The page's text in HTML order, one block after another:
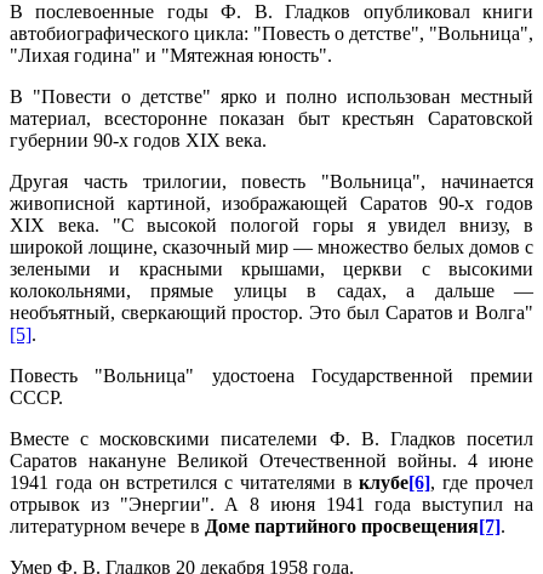
В послевоенные годы Ф. В. Гладков опубликовал кни­ги
автобиографического цикла: "Повесть о детстве", "Вольница",
"Лихая година" и "Мятежная юность".
В "Повести о детстве" ярко и полно использован местный
материал, всесторонне показан быт крестьян Са­ратовской
губернии 90-х годов XIX века.
Другая часть трилогии, повесть "Вольница", начи­нается
живописной картиной, изображающей Саратов 90-х годов
XIX века. "С высокой пологой горы я увидел внизу, в
широкой лощине, сказочный мир — множество белых домов с
зелеными и красными крышами, церкви с высо­кими
колокольнями, прямые улицы в садах, а дальше —
необъятный, сверкающий простор. Это был Саратов и Волга"
[5].
Повесть "Вольница" удостоена Государственной премии
СССР.
Вместе с московскими писателеми Ф. В. Глад­ков посетил
Саратов накануне Великой Отечественной войны. 4 июне
1941 года он встретился с читателями вклубе[6], где прочел
отрывок из "Энергии". А 8 июня 1941 года выступил на
литературном ве­чере в Доме партийного просвещения[7].
Умер Ф. В. Гладков 20 декабря 1958 года.